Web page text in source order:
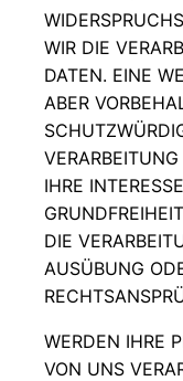
WIR DIE
DATEN. EINE
ABER
IHRE
DIE
AUSÜBUNG
WERDEN IHRE
VON UNS